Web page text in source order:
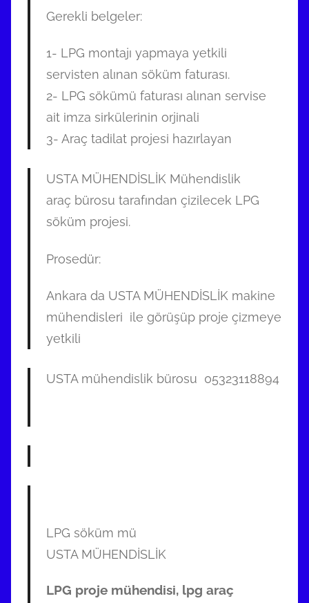
Gerekli belgeler:
1- LPG montajı yapmaya yetkili
servisten alınan söküm faturası.
2- LPG sökümü faturası alınan servise
ait imza sirkülerinin orjinali
3- Araç tadilat projesi hazırlayan
USTA MÜHENDİSLİK Mühendislik
araç bürosu tarafından çizilecek LPG
söküm projesi.
Prosedür:
Ankara da USTA MÜHENDİSLİK makine
mühendisleri ile görüşüp proje çizmeye
yetkili
USTA mühendislik bürosu 05323118894
LPG söküm mü
USTA MÜHENDİSLİK
LPG proje mühendisi, lpg araç